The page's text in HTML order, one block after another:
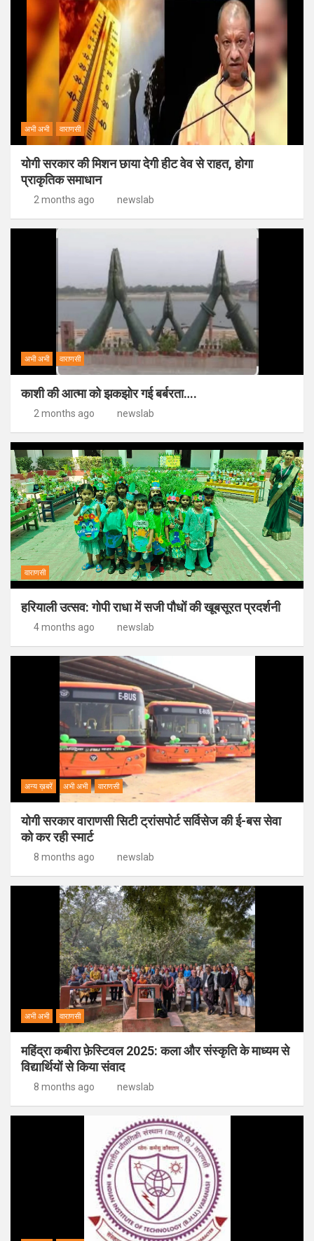
अभी अभी वाराणसी
योगी सरकार की मिशन छाया देगी हीट वेव से राहत, होगा
प्राकृतिक समाधान
2 months ago newslab
अभी अभी वाराणसी
काशी की आत्मा को झकझोर गई बर्बरता….
2 months ago newslab
वाराणसी
हरियाली उत्सव: गोपी राधा में सजी पौधों की खूबसूरत प्रदर्शनी
4 months ago newslab
अन्य ख़बरें अभी अभी वाराणसी
योगी सरकार वाराणसी सिटी ट्रांसपोर्ट सर्विसेज की ई-बस सेवा
को कर रही स्मार्ट
8 months ago newslab
अभी अभी वाराणसी
महिंद्रा कबीरा फ़ेस्टिवल 2025: कला और संस्कृति के माध्यम से
विद्यार्थियों से किया संवाद
8 months ago newslab